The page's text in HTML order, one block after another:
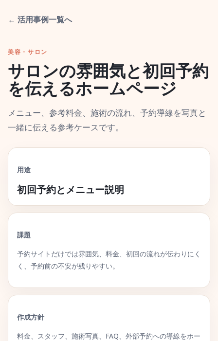
← 活用事例一覧へ
美容・サロン
サロンの雰囲気と初回予約
を伝えるホームページ
メニュー、参考料金、施術の流れ、予約導線を写真と
一緒に伝える参考ケースです。
用途
初回予約とメニュー説明
課題
予約サイトだけでは雰囲気、料金、初回の流れが伝わりにく
く、予約前の不安が残りやすい。
作成方針
料金、スタッフ、施術写真、FAQ、外部予約への導線をホー